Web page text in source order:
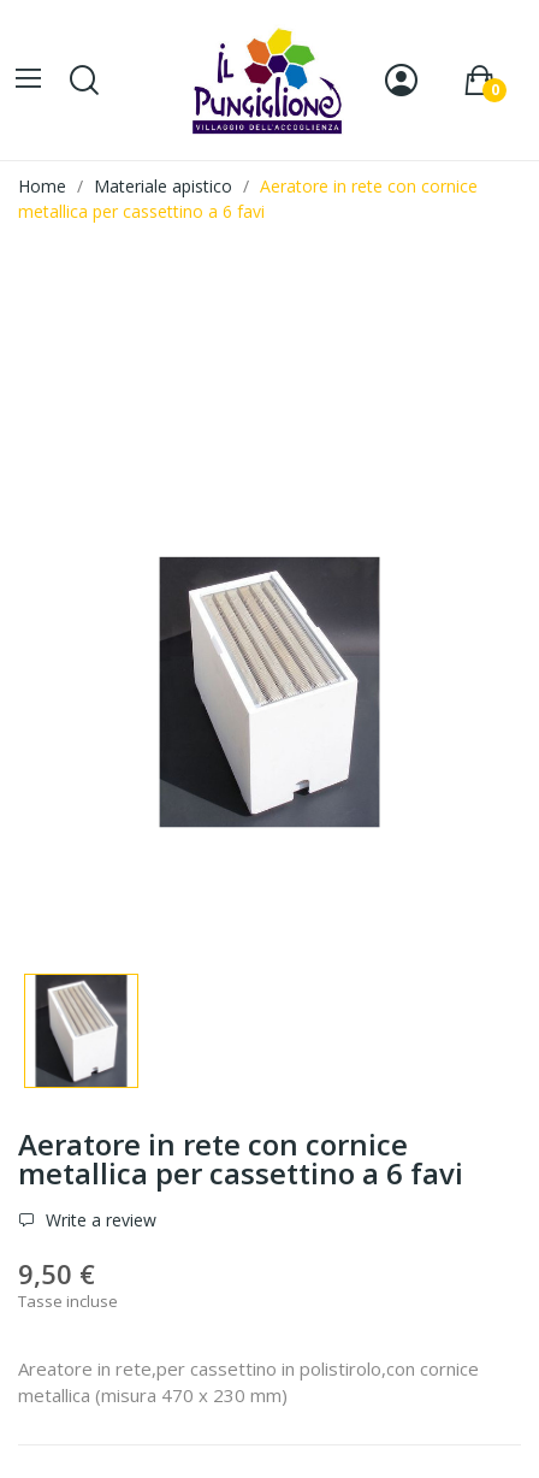
0
Home Materiale apistico
Aeratore in rete con cornice
metallica per cassettino a 6 favi
Aeratore in rete con cornice
metallica per cassettino a 6 favi
Write a review
9,50 €
Tasse incluse
Areatore in rete,per cassettino in polistirolo,con cornice
metallica (misura 470 x 230 mm)